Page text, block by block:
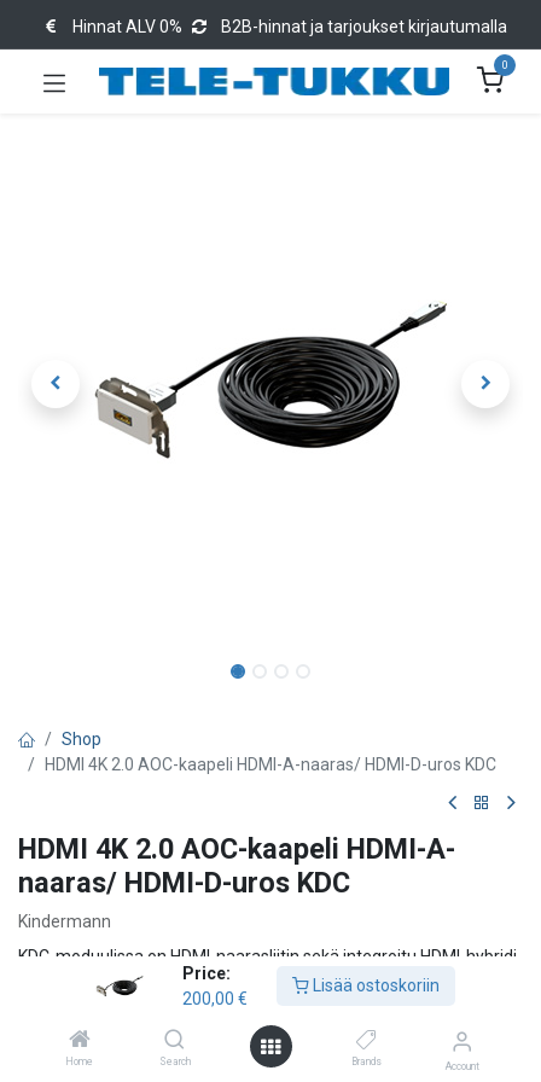
Price:
200,00 €
Lisää ostoskoriin
Home Search Brands Account
Hinnat ALV 0% B2B-hinnat ja tarjoukset kirjautumalla
0
Shop
HDMI 4K 2.0 AOC-kaapeli HDMI-A-naaras/ HDMI-D-uros KDC
HDMI 4K 2.0 AOC-kaapeli HDMI-A-
naaras/ HDMI-D-uros KDC
Kindermann
KDC-moduulissa on HDMI-naarasliitin sekä integroitu HDMI-hybridi
AOC-kaapeli (muovikuitu ja kupari). Kaapeli on Active Optical -
tyyppinen ja varustettu HDMI-D-urosliittimellä (micro-HDMI).
KDC on ½-kokoinen moduuli ja vaatii rinnalleen toisen ½-kokoisen